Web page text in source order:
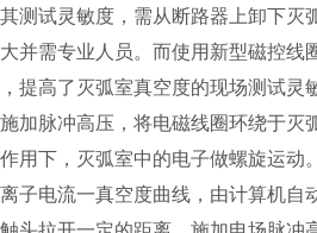
测试灵敏度，需从断路器上卸下
并需专业人员。而使用新型磁控
提高了灭弧室真空度的现场测试灵
加脉冲高压，将电磁线圈环绕于
用下，灭弧室中的电子做螺旋运
子电流一真空度曲线，由计算机自